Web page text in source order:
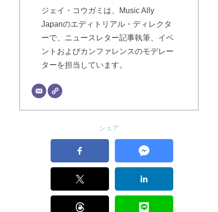
ジェイ・コウガミは、Music Ally
Japanのエディトリアル・ディレクタ
ーで、ニュースレター記事執筆、イベ
ントおよびカンファレンスのモデレー
ターを担当しています。
シェア